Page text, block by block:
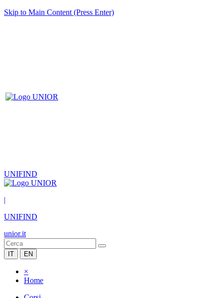
Skip to Main Content (Press Enter)
UNIFIND
|
UNIFIND
unior.it
IT EN
×
Home